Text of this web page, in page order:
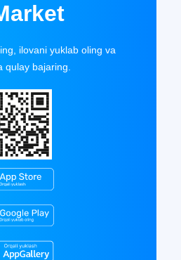
ilovani yuklab oling va
qulay bajaring.